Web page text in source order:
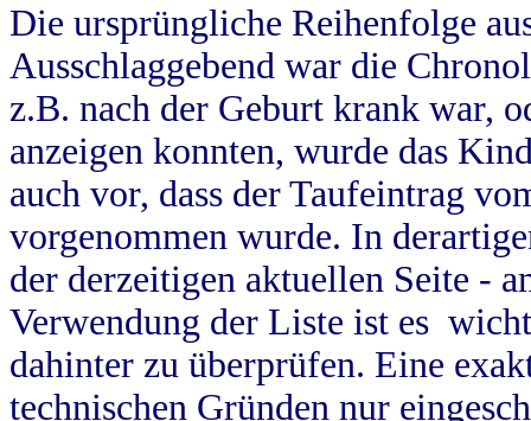
Die ursprüngliche Reihenfolge
Ausschlaggebend war die
z.B. nach der Geburt krank war,
anzeigen konnten, wurde das
auch vor, dass der Taufeintrag
vorgenommen wurde. In
der derzeitigen aktuellen Seite -
Verwendung der Liste ist es
dahinter zu überprüfen. Eine
technischen Gründen nur